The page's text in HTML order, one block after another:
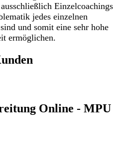
Einzelcoachings
jedes einzelnen
und somit eine sehr hohe
ermöglichen.
Online - MPU